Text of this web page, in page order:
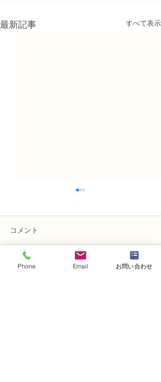
最新記事 すべて表示
趣味で楽しむフラワーレ
コメント
コメントを追加…
Phone Email お問い合わせ